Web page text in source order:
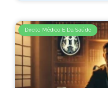
Direito Médico E Da Saúde